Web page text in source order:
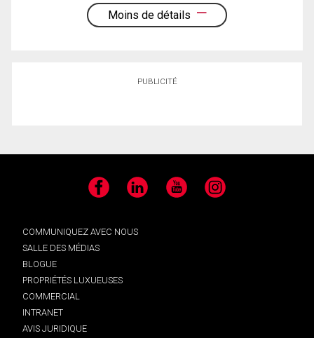
Moins de détails
PUBLICITÉ
Facebook LinkedIn YouTube Instagram
COMMUNIQUEZ AVEC NOUS
SALLE DES MÉDIAS
BLOGUE
PROPRIÉTÉS LUXUEUSES
COMMERCIAL
INTRANET
AVIS JURIDIQUE